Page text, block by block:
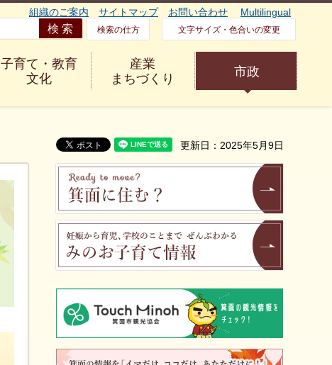
組織のご案内 サイトマップ お問い合わせ Multilingual
検索の仕方 文字サイズ・色合いの変更
子育て・教育
文化
産業
まちづくり
市政
更新日：2025年5月9日